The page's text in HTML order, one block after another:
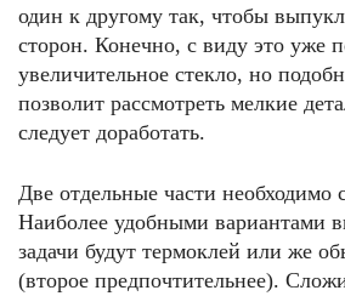
один к другому так, чтобы
сторон. Конечно, с виду это уже
увеличительное стекло, но
позволит рассмотреть мелкие
следует доработать.
Две отдельные части необходимо
Наиболее удобными вариантами
задачи будут термоклей или же
(второе предпочтительнее).